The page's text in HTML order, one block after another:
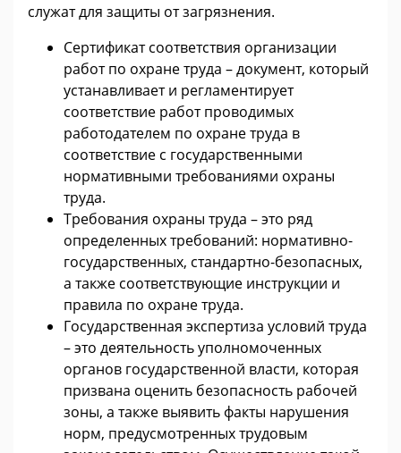
служат для защиты от загрязнения.
Сертификат соответствия организации
работ по охране труда – документ, который
устанавливает и регламентирует
соответствие работ проводимых
работодателем по охране труда в
соответствие с государственными
нормативными требованиями охраны
труда.
Требования охраны труда – это ряд
определенных требований: нормативно-
государственных, стандартно-безопасных,
а также соответствующие инструкции и
правила по охране труда.
Государственная экспертиза условий труда
– это деятельность уполномоченных
органов государственной власти, которая
призвана оценить безопасность рабочей
зоны, а также выявить факты нарушения
норм, предусмотренных трудовым